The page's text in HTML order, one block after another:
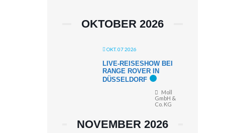
OKTOBER 2026
OKT. 07 2026
LIVE-REISESHOW BEI
RANGE ROVER IN
DÜSSELDORF
Moll
GmbH &
Co. KG
NOVEMBER 2026